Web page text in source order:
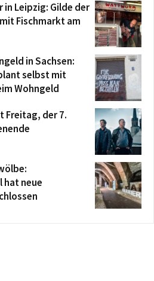
Leipzig: Gilde der
Fischmarkt am
in Sachsen:
selbst mit
Wohngeld
Freitag, der 7.
hat neue